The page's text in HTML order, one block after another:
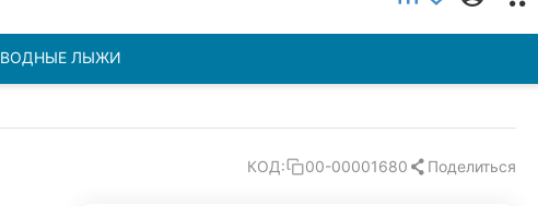
ВОДНЫЕ ЛЫЖИ
КОД: 00-00001680 Поделиться